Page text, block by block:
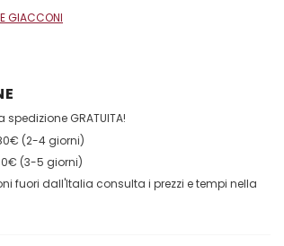
GIACCONI
GRATUITA!
(2-4 giorni)
(3-5 giorni)
fuori dall'Italia consulta i prezzi e tempi nella